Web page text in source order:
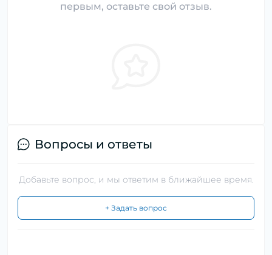
первым, оставьте свой отзыв.
Вопросы и ответы
Добавьте вопрос, и мы ответим в ближайшее время.
+ Задать вопрос